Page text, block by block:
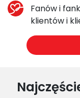
Fanów i
klientów i